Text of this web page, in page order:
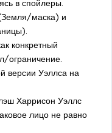
в спойлеры.
маска) и
конкретный
ограничение.
версии Уэллса на
Харрисон Уэллс
лицо не равно